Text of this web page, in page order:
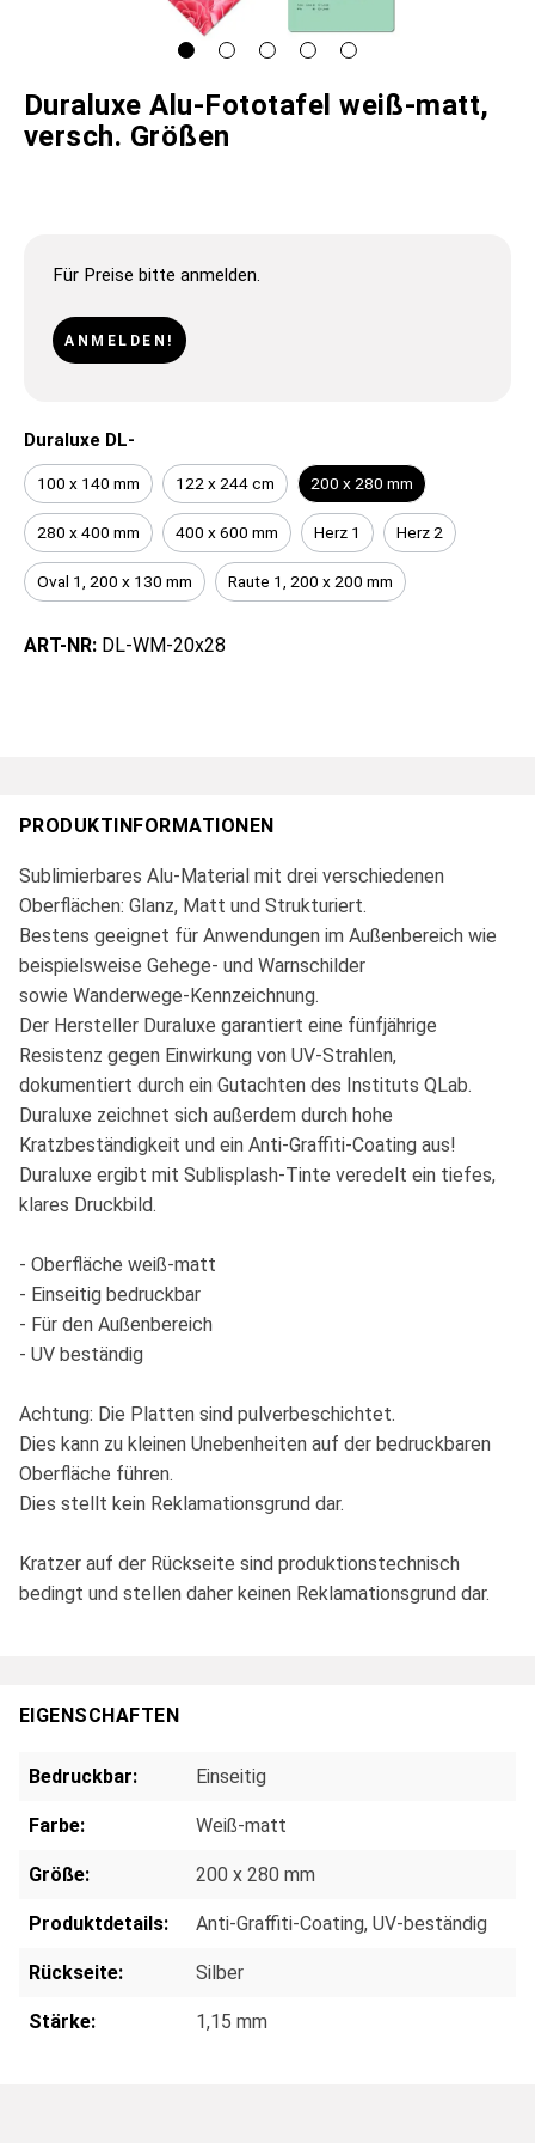
Duraluxe Alu-Fototafel weiß-matt,
versch. Größen
Für Preise bitte anmelden.
ANMELDEN!
Duraluxe DL-
100 x 140 mm 122 x 244 cm 200 x 280 mm
280 x 400 mm 400 x 600 mm Herz 1 Herz 2
Oval 1, 200 x 130 mm Raute 1, 200 x 200 mm
ART-NR: DL-WM-20x28
PRODUKTINFORMATIONEN
Sublimierbares Alu-Material mit drei verschiedenen
Oberflächen: Glanz, Matt und Strukturiert.
Bestens geeignet für Anwendungen im Außenbereich wie
beispielsweise Gehege- und Warnschilder
sowie Wanderwege-Kennzeichnung.
Der Hersteller Duraluxe garantiert eine fünfjährige
Resistenz gegen Einwirkung von UV-Strahlen,
dokumentiert durch ein Gutachten des Instituts QLab.
Duraluxe zeichnet sich außerdem durch hohe
Kratzbeständigkeit und ein Anti-Graffiti-Coating aus!
Duraluxe ergibt mit Sublisplash-Tinte veredelt ein tiefes,
klares Druckbild.
- Oberfläche weiß-matt
- Einseitig bedruckbar
- Für den Außenbereich
- UV beständig
Achtung: Die Platten sind pulverbeschichtet.
Dies kann zu kleinen Unebenheiten auf der bedruckbaren
Oberfläche führen.
Dies stellt kein Reklamationsgrund dar.
Kratzer auf der Rückseite sind produktionstechnisch
bedingt und stellen daher keinen Reklamationsgrund dar.
EIGENSCHAFTEN
Bedruckbar: Einseitig
Farbe: Weiß-matt
Größe: 200 x 280 mm
Produktdetails: Anti-Graffiti-Coating, UV-beständig
Rückseite: Silber
Stärke: 1,15 mm